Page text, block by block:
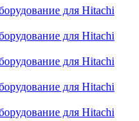
для Hitachi
для Hitachi
для Hitachi
для Hitachi
для Hitachi